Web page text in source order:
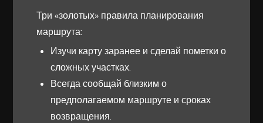
Три «золотых» правила планирования
маршрута:
Изучи карту заранее и сделай пометки о
сложных участках.
Всегда сообщай близким о
предполагаемом маршруте и сроках
возвращения.